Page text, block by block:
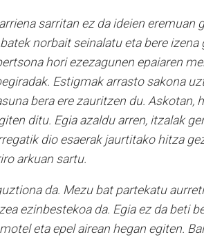
sarritan ez da ideien eremuan
norbait seinalatu eta bere izena
hori ezezagunen epaiaren
Estigmak arrasto sakona
bera ere zauritzen du. Askotan,
ditu. Egia azaldu arren, itzalak
dio esaerak jaurtitako hitza
arkuan sartu.
da. Mezu bat partekatu
ezinbestekoa da. Egia ez da beti
eta epel airean hegan egiten.